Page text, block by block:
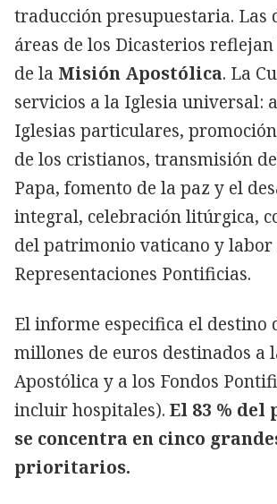
traducción presupuestaria. Las
áreas de los Dicasterios
de la Misión Apostólica. La
servicios a la Iglesia universal:
Iglesias particulares,
de los cristianos, transmisión
Papa, fomento de la paz y el
integral, celebración litúrgica,
del patrimonio vaticano y labor
Representaciones Pontificias.
El informe especifica el destino
millones de euros destinados a
Apostólica y a los Fondos
incluir hospitales). El 83 % del
se concentra en cinco
prioritarios.